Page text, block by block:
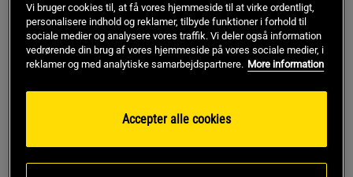
PB2 Jordnøddesmørpulver 184 g fra Bell Plantation gør det
nemt at få den autentiske smag af jordnøddesmør, men
med et lavere kalorieindhold og mindre fedt. Dette
jordnøddesmørpulver er lavet af ristede jordnødder, sukker
naturlig smag og en let, cremet konsistens, når det blandes
med vand. Det er et smart valg til dig, der ønsker et
sund kost.
Vi bruger cookies til, at få vores hjemmeside til at virke ordentligt,
personalisere indhold og reklamer, tilbyde funktioner i forhold til
sociale medier og analysere vores traffik. Vi deler også information
vedrørende din brug af vores hjemmeside på vores sociale medier, i
reklamer og med analytiske samarbejdspartnere. More information
Accepter alle cookies